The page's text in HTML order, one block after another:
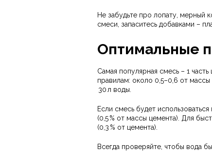
Не забудьте про лопату, мерный
смеси, запаситесь добавками –
Оптимальные
Самая популярная смесь – 1
правилам: около 0,5–0,6 от массы
30 л воды.
Если смесь будет
(0,5 % от массы цемента). Для
(0,3 % от цемента).
Всегда проверяйте, чтобы вода